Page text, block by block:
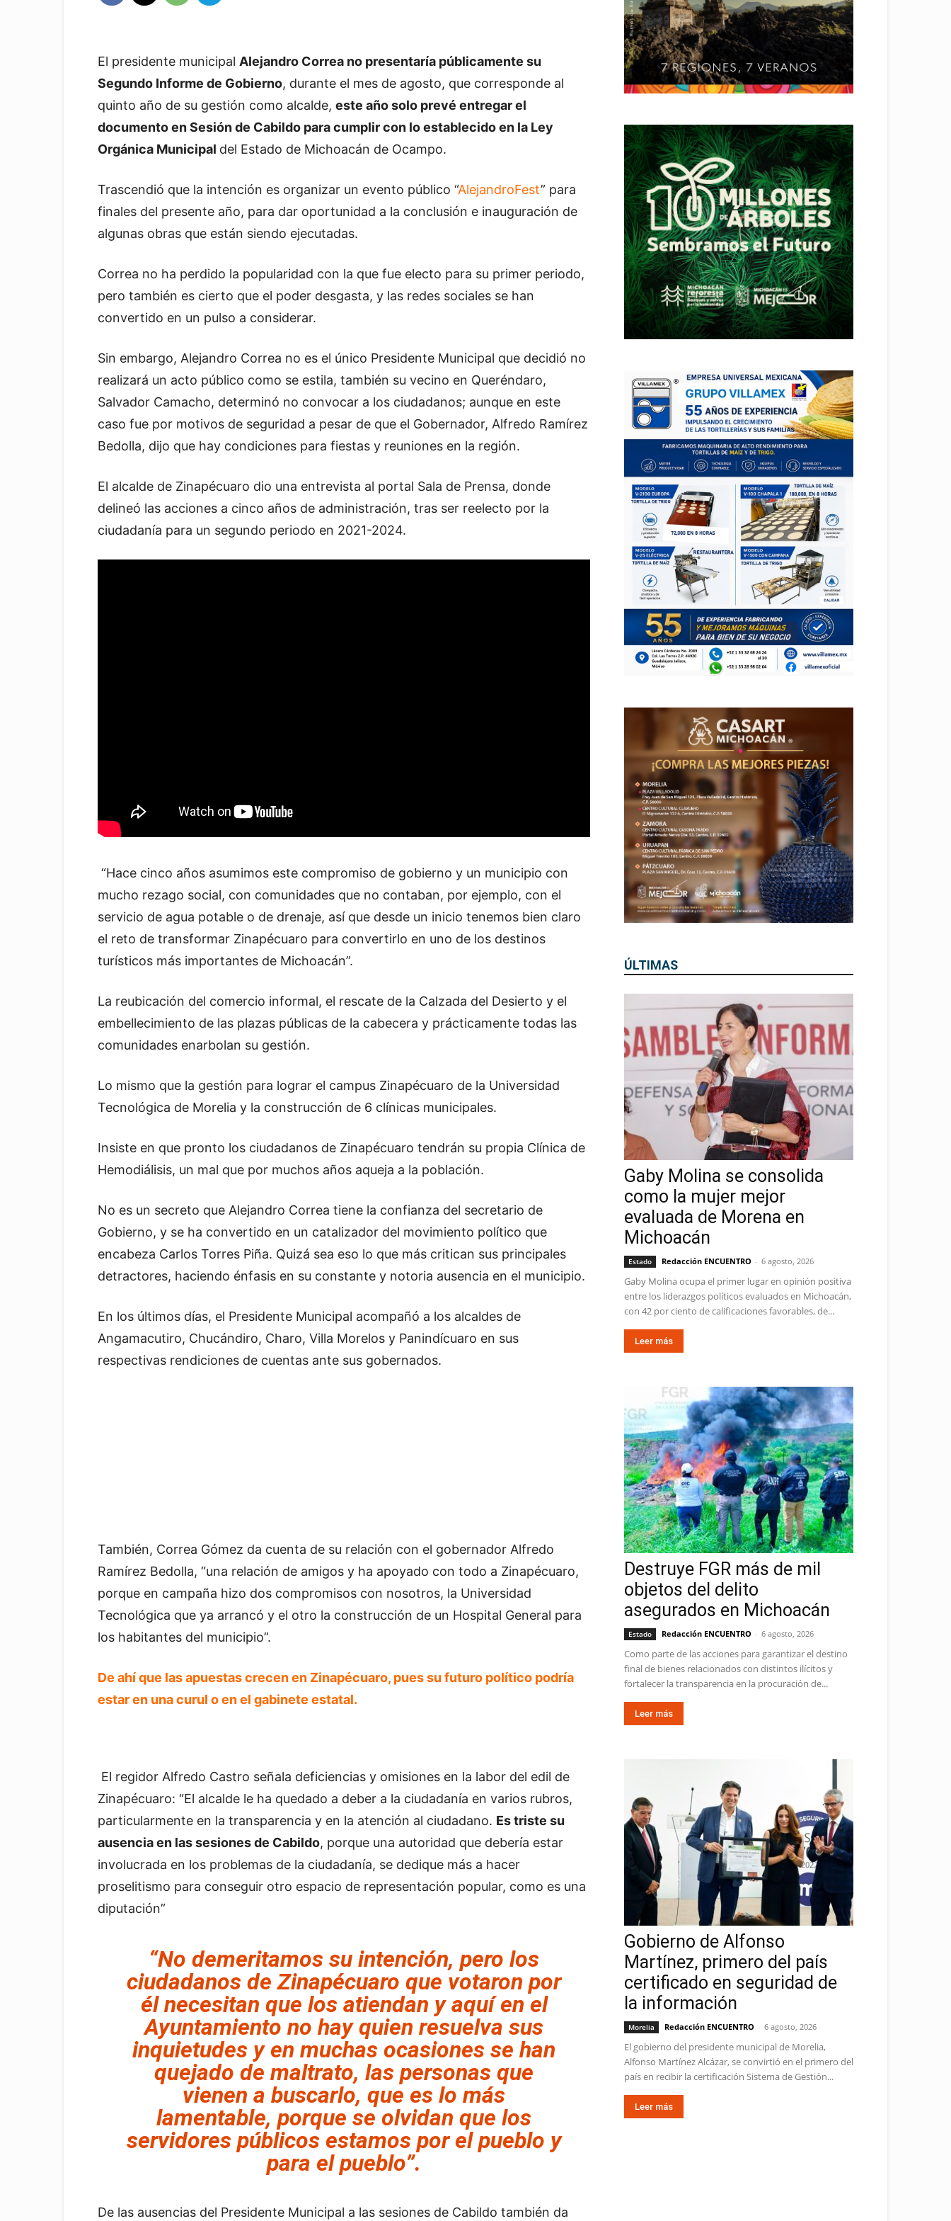
El presidente municipal Alejandro Correa no presentaría públicamente su
Segundo Informe de Gobierno, durante el mes de agosto, que corresponde al
quinto año de su gestión como alcalde, este año solo prevé entregar el
documento en Sesión de Cabildo para cumplir con lo establecido en la Ley
Orgánica Municipal del Estado de Michoacán de Ocampo.
Trascendió que la intención es organizar un evento público “AlejandroFest” para
finales del presente año, para dar oportunidad a la conclusión e inauguración de
algunas obras que están siendo ejecutadas.
Correa no ha perdido la popularidad con la que fue electo para su primer periodo,
pero también es cierto que el poder desgasta, y las redes sociales se han
convertido en un pulso a considerar.
Sin embargo, Alejandro Correa no es el único Presidente Municipal que decidió no
realizará un acto público como se estila, también su vecino en Queréndaro,
Salvador Camacho, determinó no convocar a los ciudadanos; aunque en este
caso fue por motivos de seguridad a pesar de que el Gobernador, Alfredo Ramírez
Bedolla, dijo que hay condiciones para fiestas y reuniones en la región.
El alcalde de Zinapécuaro dio una entrevista al portal Sala de Prensa, donde
delineó las acciones a cinco años de administración, tras ser reelecto por la
ciudadanía para un segundo periodo en 2021-2024.
“Hace cinco años asumimos este compromiso de gobierno y un municipio con
mucho rezago social, con comunidades que no contaban, por ejemplo, con el
servicio de agua potable o de drenaje, así que desde un inicio tenemos bien claro
el reto de transformar Zinapécuaro para convertirlo en uno de los destinos
turísticos más importantes de Michoacán”.
La reubicación del comercio informal, el rescate de la Calzada del Desierto y el
embellecimiento de las plazas públicas de la cabecera y prácticamente todas las
comunidades enarbolan su gestión.
Lo mismo que la gestión para lograr el campus Zinapécuaro de la Universidad
Tecnológica de Morelia y la construcción de 6 clínicas municipales.
Insiste en que pronto los ciudadanos de Zinapécuaro tendrán su propia Clínica de
Hemodiálisis, un mal que por muchos años aqueja a la población.
No es un secreto que Alejandro Correa tiene la confianza del secretario de
Gobierno, y se ha convertido en un catalizador del movimiento político que
encabeza Carlos Torres Piña. Quizá sea eso lo que más critican sus principales
detractores, haciendo énfasis en su constante y notoria ausencia en el municipio.
En los últimos días, el Presidente Municipal acompañó a los alcaldes de
Angamacutiro, Chucándiro, Charo, Villa Morelos y Panindícuaro en sus
respectivas rendiciones de cuentas ante sus gobernados.
También, Correa Gómez da cuenta de su relación con el gobernador Alfredo
Ramírez Bedolla, “una relación de amigos y ha apoyado con todo a Zinapécuaro,
porque en campaña hizo dos compromisos con nosotros, la Universidad
Tecnológica que ya arrancó y el otro la construcción de un Hospital General para
los habitantes del municipio”.
De ahí que las apuestas crecen en Zinapécuaro, pues su futuro político podría
estar en una curul o en el gabinete estatal.
El regidor Alfredo Castro señala deficiencias y omisiones en la labor del edil de
Zinapécuaro: “El alcalde le ha quedado a deber a la ciudadanía en varios rubros,
particularmente en la transparencia y en la atención al ciudadano. Es triste su
ausencia en las sesiones de Cabildo, porque una autoridad que debería estar
involucrada en los problemas de la ciudadanía, se dedique más a hacer
proselitismo para conseguir otro espacio de representación popular, como es una
diputación”
“No demeritamos su intención, pero los
ciudadanos de Zinapécuaro que votaron por
él necesitan que los atiendan y aquí en el
Ayuntamiento no hay quien resuelva sus
inquietudes y en muchas ocasiones se han
quejado de maltrato, las personas que
vienen a buscarlo, que es lo más
lamentable, porque se olvidan que los
servidores públicos estamos por el pueblo y
para el pueblo”.
De las ausencias del Presidente Municipal a las sesiones de Cabildo también da
ÚLTIMAS
Gaby Molina se consolida
como la mujer mejor
evaluada de Morena en
Michoacán
Estado Redacción ENCUENTRO - 6 agosto, 2026
Gaby Molina ocupa el primer lugar en opinión positiva
entre los liderazgos políticos evaluados en Michoacán,
con 42 por ciento de calificaciones favorables, de...
Leer más
Destruye FGR más de mil
objetos del delito
asegurados en Michoacán
Estado Redacción ENCUENTRO - 6 agosto, 2026
Como parte de las acciones para garantizar el destino
final de bienes relacionados con distintos ilícitos y
fortalecer la transparencia en la procuración de...
Leer más
Gobierno de Alfonso
Martínez, primero del país
certificado en seguridad de
la información
Morelia Redacción ENCUENTRO - 6 agosto, 2026
El gobierno del presidente municipal de Morelia,
Alfonso Martínez Alcázar, se convirtió en el primero del
país en recibir la certificación Sistema de Gestión...
Leer más